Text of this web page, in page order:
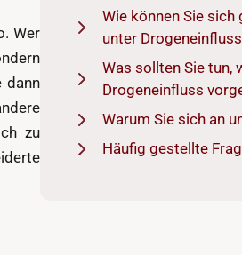
Wer
dann
zu
Wie können Sie sich
unter
Was sollten Sie tun,
Drogeneinfluss
Warum Sie sich an
Häufig gestellte